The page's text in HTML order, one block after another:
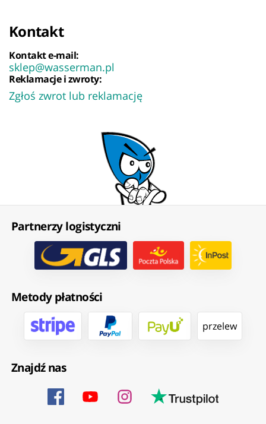
Kontakt
Kontakt e-mail:
sklep@wasserman.pl
Reklamacje i zwroty:
Zgłoś zwrot lub reklamację
Partnerzy logistyczni
Metody płatności
przelew
Znajdź nas